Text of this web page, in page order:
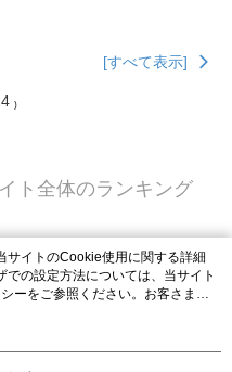
[すべて表示]
₎
ト全体のランキング
サイトのCookie使用に関する詳細
の設定方法については、当サイト
ーをご参照ください。お客さま
社がサイト利用規約のCookieポリ